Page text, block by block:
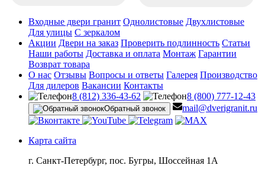
Входные двери гранит Однолистовые Двухлистовые
Для улицы С зеркалом
Акции Двери на заказ Проверить подлинность Статьи
Наши работы Доставка и оплата Монтаж Гарантии
Возврат товара
О нас Отзывы Вопросы и ответы Галерея Производство
Для дилеров Вакансии Контакты
8 (812) 336-43-62
8 (800) 777-12-43
Обратный звонок mail@dverigranit.ru
Карта сайта
г. Санкт-Петербург, пос. Бугры, Шоссейная 1А